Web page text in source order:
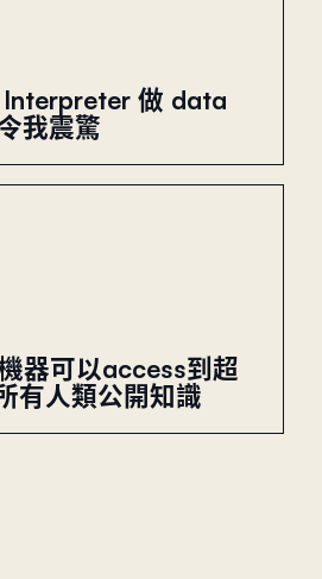
做 data
我震驚
器可以access到超
有人類公開知識